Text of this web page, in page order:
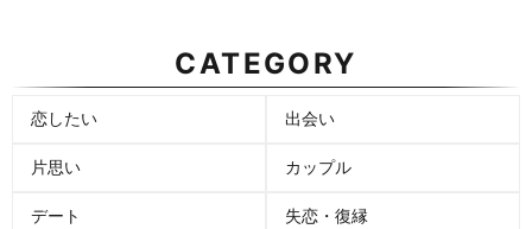
CATEGORY
恋したい 出会い
片思い カップル
デート 失恋・復縁